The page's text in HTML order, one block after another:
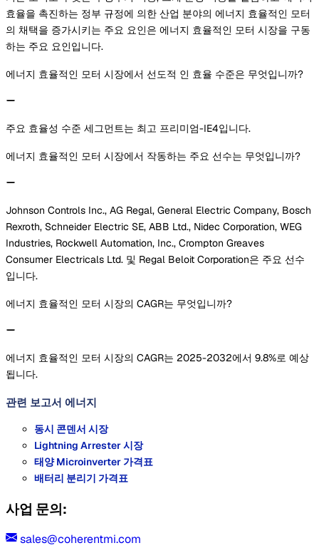
효율을 촉진하는 정부 규정에 의한 산업 분야의 에너지 효율적인 모터
의 채택을 증가시키는 주요 요인은 에너지 효율적인 모터 시장을 구동
하는 주요 요인입니다.
에너지 효율적인 모터 시장에서 선도적 인 효율 수준은 무엇입니까?
주요 효율성 수준 세그먼트는 최고 프리미엄-IE4입니다.
에너지 효율적인 모터 시장에서 작동하는 주요 선수는 무엇입니까?
Johnson Controls Inc., AG Regal, General Electric Company, Bosch
Rexroth, Schneider Electric SE, ABB Ltd., Nidec Corporation, WEG
Industries, Rockwell Automation, Inc., Crompton Greaves
Consumer Electricals Ltd. 및 Regal Beloit Corporation은 주요 선수
입니다.
에너지 효율적인 모터 시장의 CAGR는 무엇입니까?
에너지 효율적인 모터 시장의 CAGR는 2025-2032에서 9.8%로 예상
됩니다.
관련 보고서 에너지
동시 콘덴서 시장
Lightning Arrester 시장
태양 Microinverter 가격표
배터리 분리기 가격표
사업 문의:
sales@coherentmi.com